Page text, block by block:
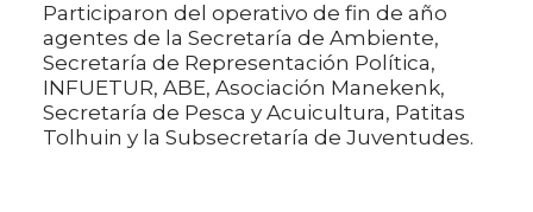
Participaron del operativo de fin de año
agentes de la Secretaría de Ambiente,
Secretaría de Representación Política,
INFUETUR, ABE, Asociación Manekenk,
Secretaría de Pesca y Acuicultura, Patitas
Tolhuin y la Subsecretaría de Juventudes.